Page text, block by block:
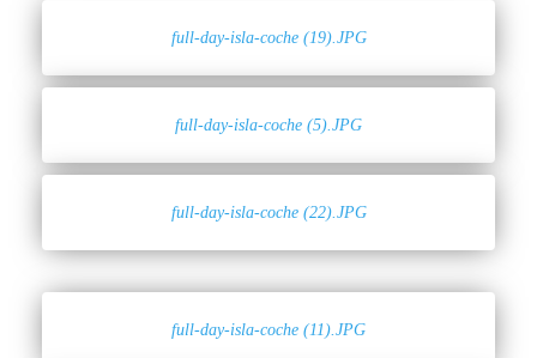
full-day-isla-coche (19).JPG
full-day-isla-coche (5).JPG
full-day-isla-coche (22).JPG
full-day-isla-coche (11).JPG